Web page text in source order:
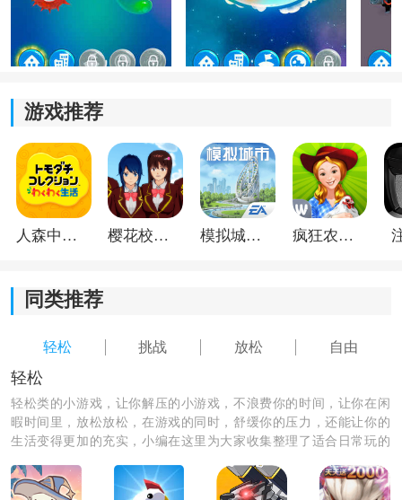
3.游戏中的基因组合系统可以让玩家自由组合，创造出具
有不同特点和技能的生物，为游戏体验增加了更多的可
能性和策略性。
4.游戏中玩家可以推动人类向外太空发展，探索未知的宇
宙，解开生命起源的秘密，带来刺激又充满挑战的游戏
体验。
游戏推荐
人森中文版 樱花校园模拟器1.048.00中文版 模拟城市我是巿长联机版 疯狂农场3美国派19
同类推荐
轻松 挑战 放松 自由
轻松
轻松类的小游戏，让你解压的小游戏，不浪费你的时间，让你在闲
暇时间里，放松放松，在游戏的同时，舒缓你的压力，还能让你的
生活变得更加的充实，小编在这里为大家收集整理了适合日常玩的